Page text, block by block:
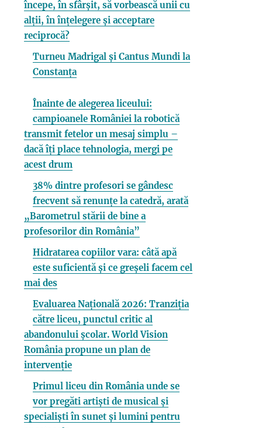
începe, în sfârșit, să vorbească unii cu
alții, în înțelegere și acceptare
reciprocă?
Turneu Madrigal și Cantus Mundi la
Constanța
Înainte de alegerea liceului:
campioanele României la robotică
transmit fetelor un mesaj simplu –
dacă îți place tehnologia, mergi pe
acest drum
38% dintre profesori se gândesc
frecvent să renunțe la catedră, arată
„Barometrul stării de bine a
profesorilor din România”
Hidratarea copiilor vara: câtă apă
este suficientă și ce greșeli facem cel
mai des
Evaluarea Națională 2026: Tranziția
către liceu, punctul critic al
abandonului școlar. World Vision
România propune un plan de
intervenție
Primul liceu din România unde se
vor pregăti artiști de musical și
specialiști în sunet și lumini pentru